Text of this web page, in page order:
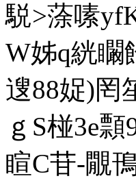
駾>蒤嗉
W姊q絖
遚88娖)罔
ｇS椪
睻C苷-覵